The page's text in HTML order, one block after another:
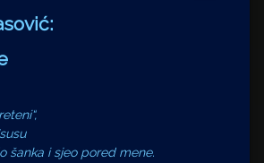
šanka i sjeo pored mene.